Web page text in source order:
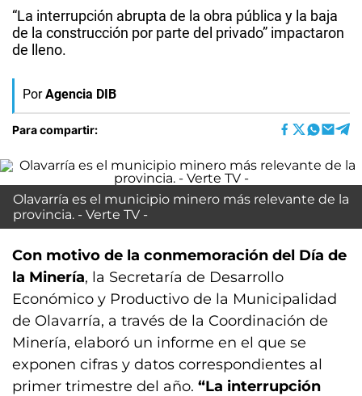
“La interrupción abrupta de la obra pública y la baja
de la construcción por parte del privado” impactaron
de lleno.
Por Agencia DIB
Para compartir:
Olavarría es el municipio minero más relevante de la
provincia. - Verte TV -
Con motivo de la conmemoración del Día de
la Minería, la Secretaría de Desarrollo
Económico y Productivo de la Municipalidad
de Olavarría, a través de la Coordinación de
Minería, elaboró un informe en el que se
exponen cifras y datos correspondientes al
primer trimestre del año. “La interrupción